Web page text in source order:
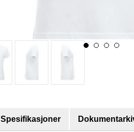
Spesifikasjoner